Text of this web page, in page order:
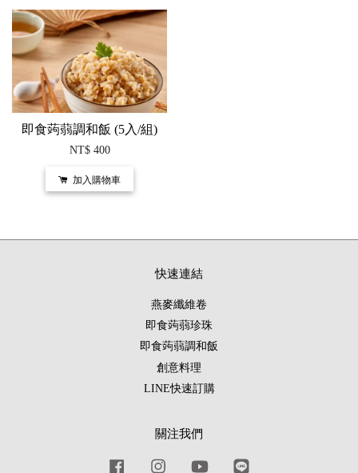
即食蒟蒻調和飯 (5入/組)
NT$ 400
加入購物車
快速連結
燕麥纖維卷
即食蒟蒻珍珠
即食蒟蒻調和飯
創意料理
LINE快速訂購
關注我們
Facebook Instagram YouTube